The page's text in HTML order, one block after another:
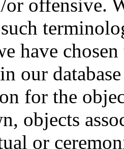
or offensive.
have
our
for the
objects
or